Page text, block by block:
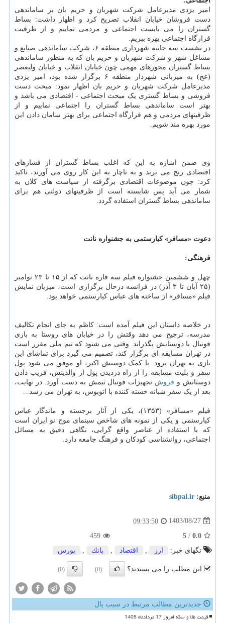
امیر یزدی مدیرعامل شرکت شهربان و حریم بان بر ساماندهی
دست فروشان خیابان انقلاب تصریح کرد و اظهار داشت: بساط
گستران را می بایست اجتماعی و مردمی نماییم و از ظرفیت
قرارگاه اجتماعی بهره ببریم.
در نشست سه جانبه شهرداری منطقه ۶، شرکت ساماندهی صنایع و
مشاغل شهر و شرکت شهربان و حریم بان که به منظور ساماندهی
بساط گستران محورهای مهمی چون خیابان انقلاب و خیابان ولیعصر
(عج) به میزبانی شهردار منطقه ۶ برگزار شده بود، امیر یزدی
مدیرعامل شرکت شهربان و حریم بان اظهار نمود: مبحث دست
فروشی و بساط گستری یک مبحث اجتماعی - اقتصادی می باشد و
بهتر است ساماندهی بساط گستران را اجتماعی نماییم و از
ظرفیتهای مردمی و هم قرارگاه اجتماعی برای بهتر سامان دادن این
مورد بهره مند شویم.
وی ضمن اشاره به این که اغلب بساط گستران از فشارهای
اقتصادی رنج می برند و به ناچار به این کار روی می آورند، تاکید
کرد: چون موضوعات اقتصادی برگرفته از سیاست های کلان به
شمار می آید پس شایسته است از ظرفیتهای دولتی هم برای
ساماندهی بساط گستران استفاده گردد.
دعوت «مسافر» کیارستمی به جشنواره نانت
فرهنگی:
چهل و ششمین جشنواره فیلم سه قاره نانت که از ۱۵ تا ۲۳ نوامبر
(۲۵ آبان تا ۳ آذر) در فرانسه درحال برگزاری است، میزبان نمایش
فیلم «مسافر» از ساخته های عباس کیارستمی خواهد بود.
در خلاصه داستان این فیلم آمده است: کاظم به جای انجام تکالیف
مدرسه، ترجیح می دهد وقتش را در خیابان های روستا به بازی
فوتبال با دوستانش بگذراند. وقتی می شنود که تیم ملی مقرر است
در تهران مسابقه ای برگزار کند، تصمیم می گیرد برای تماشای این
بازی به تهران برود. با کمک دوستش اکبر، او موفق می شود پول
سفر و بلیت مسابقه را از راه دزدیدن پول از والدینش، فریب دادن
دوستانش و فروش تجهیزات فوتبال تیمش به دست آورد. در نهایت،
بعد از یک سفر شبانه خسته کننده با اتوبوس، به تهران می رسد...
فیلم «مسافر» (۱۳۵۳)، یکی از آثار برجسته و ماندگار عباس
کیارستمی و یکی از نمونه های شاخص سینمای موج نو ایران است
که با استفاده از عناصر واقع گرایی، نگاهی دقیق به مسائل
اجتماعی، روانشناسی کودکان و فرهنگ جامعه دارد.
منبع: sibpal.ir
1403/08/27
09:33:50
0.0
/
5
459
تگهای خبر:
ارز , اقتصاد , بانك , بورس
این مطلب را می پسندید؟ (0)
(0)
جدیدترین مطالب مرتبط در سیب پال
قیمت طلا و سکه امروز 17 مردادماه 1405